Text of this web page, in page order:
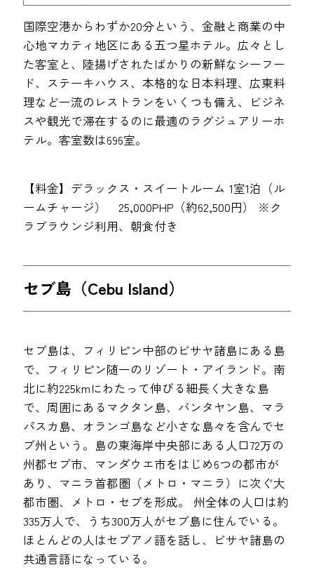
国際空港からわずか20分という、金融と商業の中
心地マカティ地区にある五つ星ホテル。広々とし
た客室と、陸揚げされたばかりの新鮮なシーフー
ド、ステーキハウス、本格的な日本料理、広東料
理など一流のレストランをいくつも備え、ビジネ
スや観光で滞在するのに最適のラグジュアリーホ
テル。客室数は696室。
【料金】デラックス・スイートルーム 1室1泊（ル
ームチャージ） 25,000PHP（約62,500円） ※ク
ラブラウンジ利用、朝食付き
セブ島（Cebu Island）
セブ島は、フィリピン中部のビサヤ諸島にある島
で、フィリピン随一のリゾート・アイランド。南
北に約225kmにわたって伸びる細長く大きな島
で、周囲にあるマクタン島、バンタヤン島、マラ
パスカ島、オランゴ島など小さな島々を含んでセ
ブ州という。島の東海岸中央部にある人口72万の
州都セブ市、マンダウエ市をはじめ6つの都市が
あり、マニラ首都圏（メトロ・マニラ）に次ぐ大
都市圏、メトロ・セブを形成。 州全体の人口は約
335万人で、うち300万人がセブ島に住んでいる。
ほとんどの人はセブアノ語を話し、ビサヤ諸島の
共通言語になっている。